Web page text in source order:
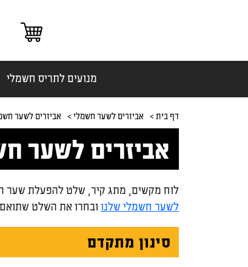
מנועים לתריס חשמלי
דף בית > אביזרים לשער חשמלי > אביזרים לשער
אביזרים לשער
לוח מקשים, מתג קיר, שלט להפעלת שער
לשער חשמלי שלנו ובחרו את השלט
סינון מתקדם